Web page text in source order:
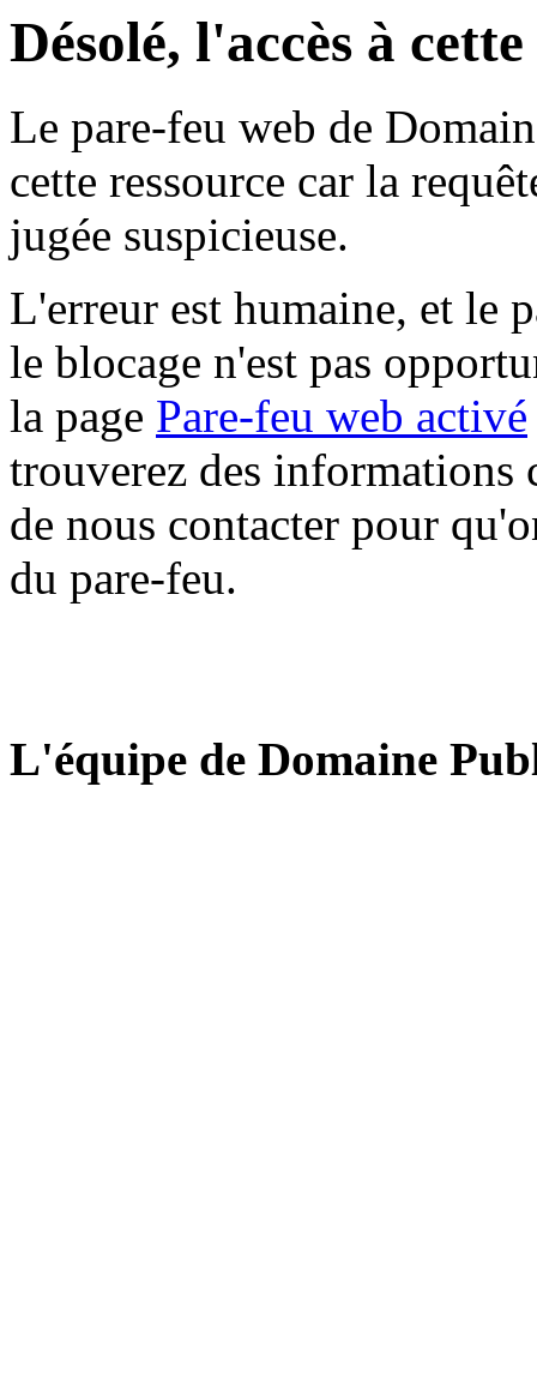
Désolé, l'accès à
Le pare-feu web de
cette ressource car la
jugée suspicieuse.
L'erreur est humaine, et le
le blocage n'est pas
la page Pare-feu web activé
trouverez des informations
de nous contacter pour
du pare-feu.
L'équipe de Domaine